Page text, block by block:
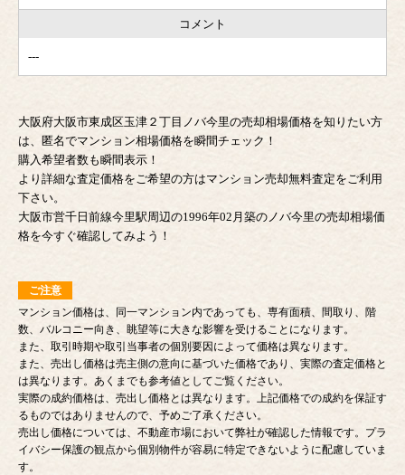
コメント
---
大阪府大阪市東成区玉津２丁目ノバ今里の売却相場価格を知りたい方
は、匿名でマンション相場価格を瞬間チェック！
購入希望者数も瞬間表示！
より詳細な査定価格をご希望の方はマンション売却無料査定をご利用
下さい。
大阪市営千日前線今里駅周辺の1996年02月築のノバ今里の売却相場価
格を今すぐ確認してみよう！
ご注意
マンション価格は、同一マンション内であっても、専有面積、間取り、階
数、バルコニー向き、眺望等に大きな影響を受けることになります。
また、取引時期や取引当事者の個別要因によって価格は異なります。
また、売出し価格は売主側の意向に基づいた価格であり、実際の査定価格と
は異なります。あくまでも参考値としてご覧ください。
実際の成約価格は、売出し価格とは異なります。上記価格での成約を保証す
るものではありませんので、予めご了承ください。
売出し価格については、不動産市場において弊社が確認した情報です。プラ
イバシー保護の観点から個別物件が容易に特定できないように配慮していま
す。